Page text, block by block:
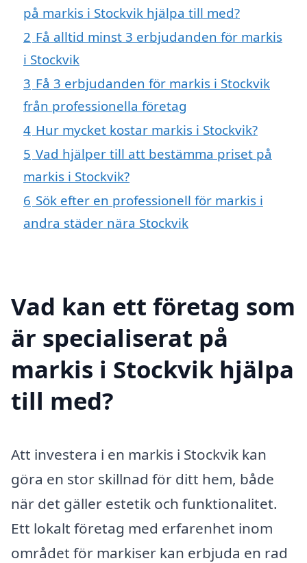
på markis i Stockvik hjälpa till med?
2 Få alltid minst 3 erbjudanden för markis
i Stockvik
3 Få 3 erbjudanden för markis i Stockvik
från professionella företag
4 Hur mycket kostar markis i Stockvik?
5 Vad hjälper till att bestämma priset på
markis i Stockvik?
6 Sök efter en professionell för markis i
andra städer nära Stockvik
Vad kan ett företag som
är specialiserat på
markis i Stockvik hjälpa
till med?
Att investera i en markis i Stockvik kan
göra en stor skillnad för ditt hem, både
när det gäller estetik och funktionalitet.
Ett lokalt företag med erfarenhet inom
området för markiser kan erbjuda en rad